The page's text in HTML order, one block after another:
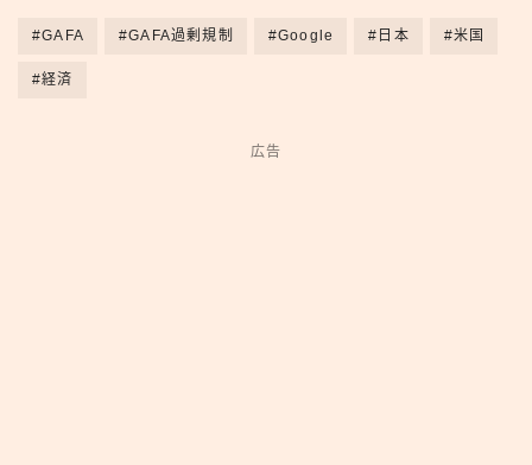
#GAFA #GAFA過剰規制 #Google #日本 #米国
#経済
広告